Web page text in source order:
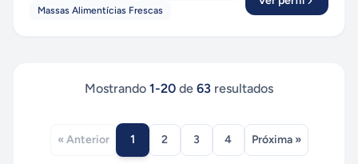
Massas Alimentícias Frescas
Mostrando 1-20 de 63 resultados
« Anterior 1 2 3 4 Próxima »